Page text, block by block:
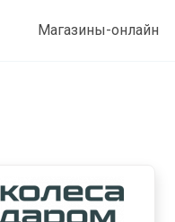
Магазины-онлайн